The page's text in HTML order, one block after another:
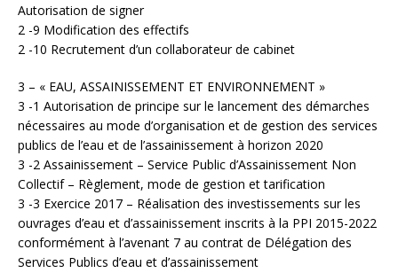
Autorisation de signer
2 -9 Modification des effectifs
2 -10 Recrutement d’un collaborateur de cabinet
3 – « EAU, ASSAINISSEMENT ET ENVIRONNEMENT »
3 -1 Autorisation de principe sur le lancement des démarches
nécessaires au mode d’organisation et de gestion des services
publics de l’eau et de l’assainissement à horizon 2020
3 -2 Assainissement – Service Public d’Assainissement Non
Collectif – Règlement, mode de gestion et tarification
3 -3 Exercice 2017 – Réalisation des investissements sur les
ouvrages d’eau et d’assainissement inscrits à la PPI 2015-2022
conformément à l’avenant 7 au contrat de Délégation des
Services Publics d’eau et d’assainissement